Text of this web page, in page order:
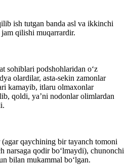
ish tutgan banda asl va ikkinchi
qilishi muqarrardir.
sohiblari podshohlaridan o‘z
olardilar, asta-sekin zamonlar
kamayib, itlaru olmaxonlar
qoldi, ya’ni nodonlar olimlardan
qaychining bir tayanch tomoni
narsaga qodir bo‘lmaydi), chunonchi
bilan mukammal bo‘lgan.